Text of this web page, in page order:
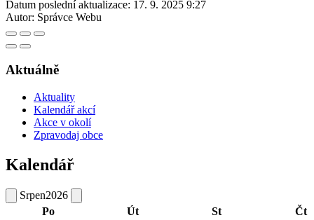
Datum poslední aktualizace: 17. 9. 2025 9:27
Autor: Správce Webu
Aktuálně
Aktuality
Kalendář akcí
Akce v okolí
Zpravodaj obce
Kalendář
Srpen2026
Po
Út St Čt